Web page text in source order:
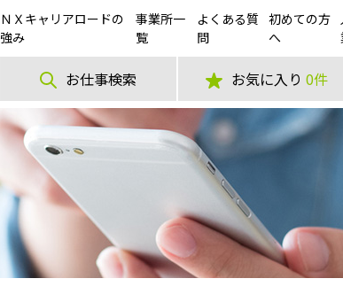
ＮＸキャリアロードの
強み
事業所一
覧
よくある質
問
初めての方
へ
お仕事検索 お気に入り 0件